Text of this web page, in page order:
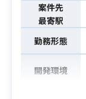
案件先
最寄駅
勤務形態
開発環境